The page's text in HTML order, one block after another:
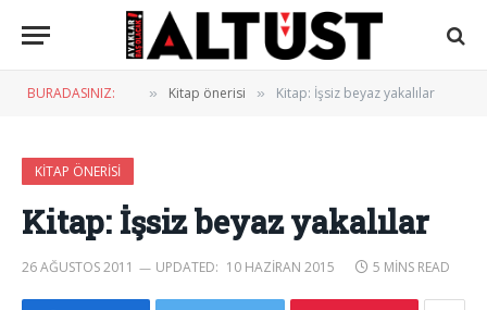
BURADASINIZ: » Kitap önerisi » Kitap: İşsiz beyaz yakalılar
KITAP ÖNERISI
Kitap: İşsiz beyaz yakalılar
26 AĞUSTOS 2011 UPDATED: 10 HAZIRAN 2015 5 MINS READ